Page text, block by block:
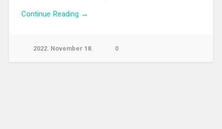
Continue Reading →
2022. November 18. 0